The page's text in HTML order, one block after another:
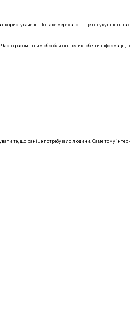
користувачеві. Що таке мережа iot — це і є сукупність
разом із цим обробляють великі обсяги інформації,
те, що раніше потребувало людини. Саме тому